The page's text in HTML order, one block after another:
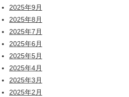
2025年9月
2025年8月
2025年7月
2025年6月
2025年5月
2025年4月
2025年3月
2025年2月